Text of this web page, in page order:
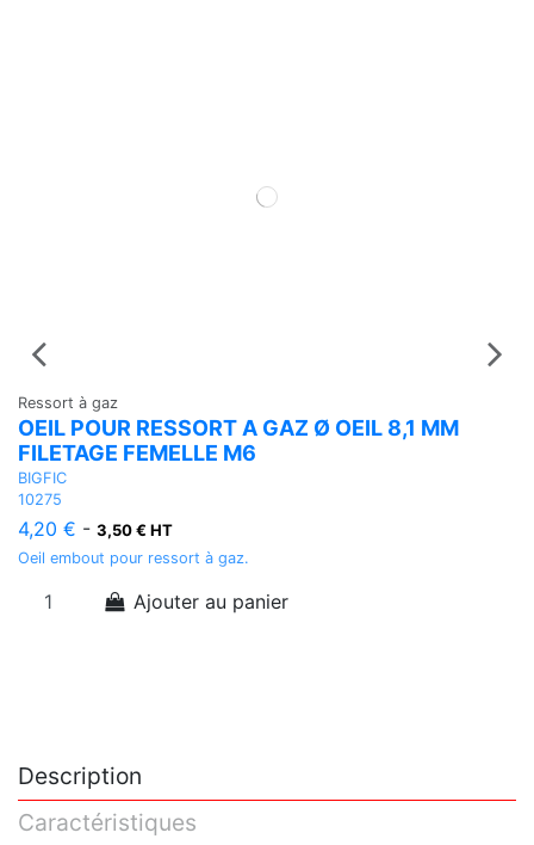
Ressort à gaz
OEIL POUR RESSORT A GAZ Ø OEIL 8,1 MM
FILETAGE FEMELLE M6
BIGFIC
10275
4,20 € - 3,50 € HT
Oeil embout pour ressort à gaz.
Ajouter au panier
Description
Caractéristiques